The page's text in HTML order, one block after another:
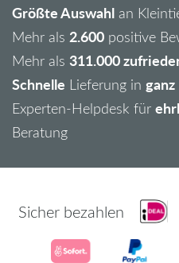
Größte Auswahl an
Mehr als 2.600 positive
Mehr als 311.000
Schnelle Lieferung in ganz
Experten-Helpdesk für
Beratung
Sicher bezahlen